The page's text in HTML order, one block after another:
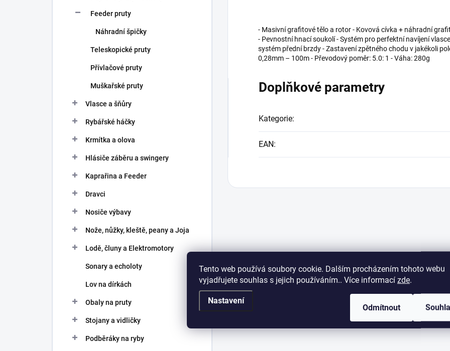
Tento web používá soubory cookie. Dalším procházením tohoto webu
vyjadřujete souhlas s jejich používáním.. Více informací zde.
Nastavení
Odmítnout
Feeder pruty
Náhradní špičky
Teleskopické pruty
Přívlačové pruty
Muškařské pruty
Vlasce a šňůry
Rybářské háčky
Krmítka a olova
Hlásiče záběru a swingery
Kaprařina a Feeder
Dravci
Nosiče výbavy
Nože, nůžky, kleště, peany a Joja
Lodě, čluny a Elektromotory
Sonary a echoloty
Lov na dírkách
Obaly na pruty
Stojany a vidličky
Podběráky na ryby
- Masivní grafitové tělo a rotor - Kovová cívka + náhradní
- Pevnostní hnací soukolí - Systém pro perfektní navíjení
systém přední brzdy - Zastavení zpětného chodu v jakékoli
0,28mm – 100m - Převodový poměr: 5.0: 1 - Váha: 280g
Doplňkové parametry
Kategorie:
EAN: